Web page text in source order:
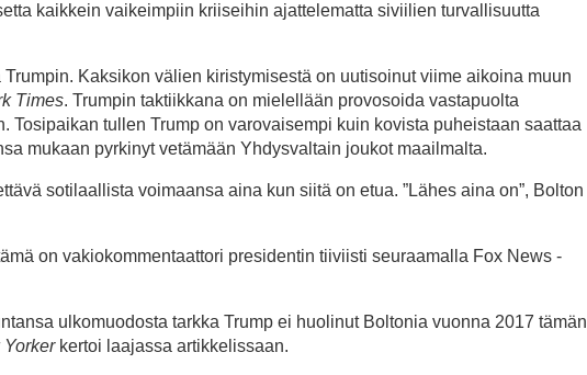
kaikkein vaikeimpiin kriiseihin ajattelematta siviilien turvallisuutta
Kaksikon välien kiristymisestä on uutisoinut viime aikoina muun
Times. Trumpin taktiikkana on mielellään provosoida vastapuolta
Tosipaikan tullen Trump on varovaisempi kuin kovista puheistaan saattaa
mukaan pyrkinyt vetämään Yhdysvaltain joukot maailmalta.
sotilaallista voimaansa aina kun siitä on etua. ”Lähes aina on”, Bolton
on vakiokommentaattori presidentin tiiviisti seuraamalla Fox News -
ulkomuodosta tarkka Trump ei huolinut Boltonia vuonna 2017 tämän
kertoi laajassa artikkelissaan.